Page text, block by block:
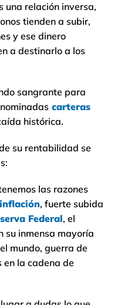
una relación inversa,
tienden a subir,
y ese dinero
a destinarlo a los
sangrante para
carteras
histórica.
su rentabilidad se
las razones
inflación, fuerte subida
Federal, el
su inmensa mayoría
mundo, guerra de
en la cadena de